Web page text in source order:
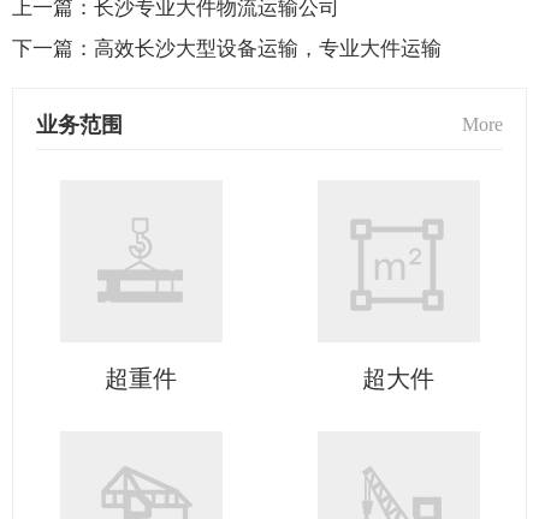
上一篇： 长沙专业大件物流运输公司
下一篇： 高效长沙大型设备运输，专业大件运输
业务范围 More
超重件 超大件